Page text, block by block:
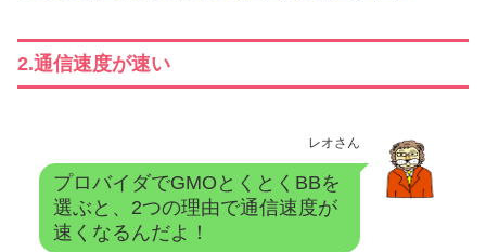
2.通信速度が速い
レオさん
プロバイダでGMOとくとくBBを
選ぶと、2つの理由で通信速度が
速くなるんだよ！